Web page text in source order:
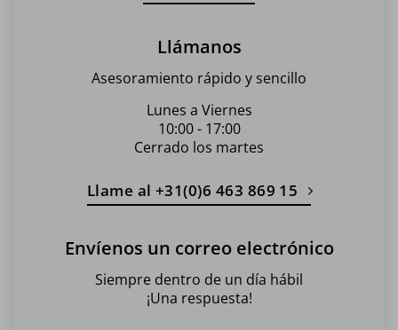
Llámanos
Asesoramiento rápido y sencillo
Lunes a Viernes
10:00 - 17:00
Cerrado los martes
Llame al +31(0)6 463 869 15
Envíenos un correo electrónico
Siempre dentro de un día hábil
¡Una respuesta!